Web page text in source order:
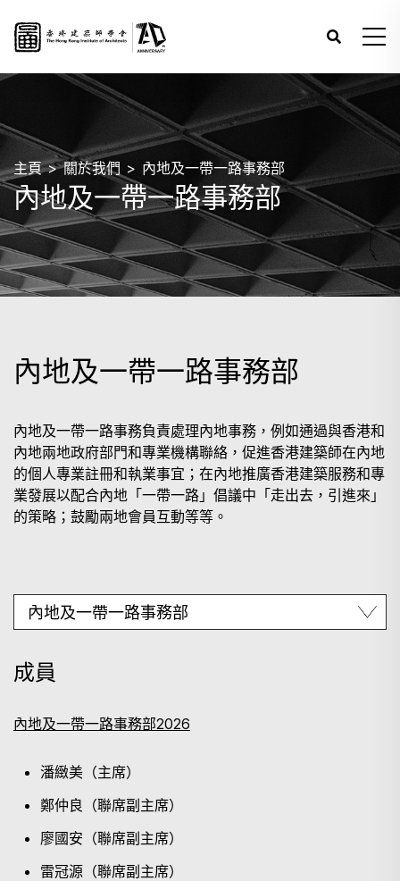
主頁 關於我們 內地及一帶一路事務部
內地及一帶一路事務部
內地及一帶一路事務部
內地及一帶一路事務負責處理內地事務，例如通過與香港和
內地兩地政府部門和專業機構聯絡，促進香港建築師在內地
的個人專業註冊和執業事宜；在內地推廣香港建築服務和專
業發展以配合內地「一帶一路」倡議中「走出去，引進來」
的策略；鼓勵兩地會員互動等等。
成員
內地及一帶一路事務部2026
潘緻美（主席）
鄭仲良（聯席副主席）
廖國安（聯席副主席）
雷冠源（聯席副主席）